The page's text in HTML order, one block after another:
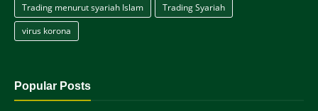
Trading menurut syariah Islam
Trading Syariah
virus korona
Popular Posts